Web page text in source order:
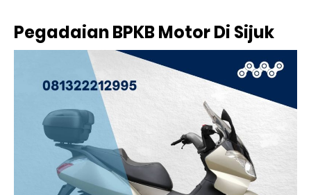
Pegadaian BPKB Motor Di Sijuk